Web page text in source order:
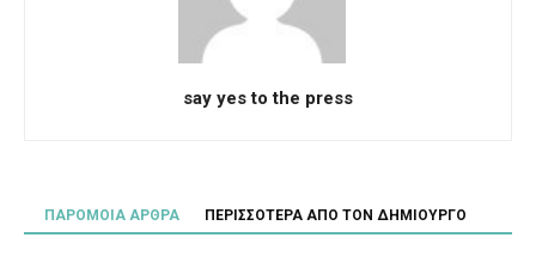
say yes to the press
ΠΑΡΟΜΟΙΑ ΑΡΘΡΑ ΠΕΡΙΣΣΟΤΕΡΑ ΑΠΟ ΤΟΝ ΔΗΜΙΟΥΡΓΟ